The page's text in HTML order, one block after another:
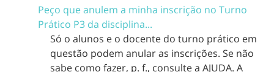
Peço que anulem a minha inscrição no Turno
Prático P3 da disciplina...
Só o alunos e o docente do turno prático em
questão podem anular as inscrições. Se não
sabe como fazer, p. f., consulte a AJUDA. A